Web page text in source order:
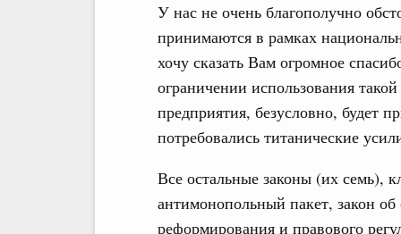
У нас не очень благополучно
принимаются в рамках
хочу сказать Вам огромное
ограничении использования
предприятия, безусловно, будет
потребовались титанические
Все остальные законы (их семь),
антимонопольный пакет, закон
реформирования и правового